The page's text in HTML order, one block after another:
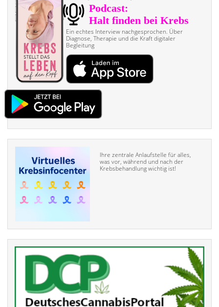
Ein echtes Interview nach­gesprochen. Über
Diagnose, Therapie und die Kraft digitaler
Begleitung
Ihre zentrale Anlaufstelle für alles,
was vor, während und nach der
Krebsbehandlung wichtig ist!